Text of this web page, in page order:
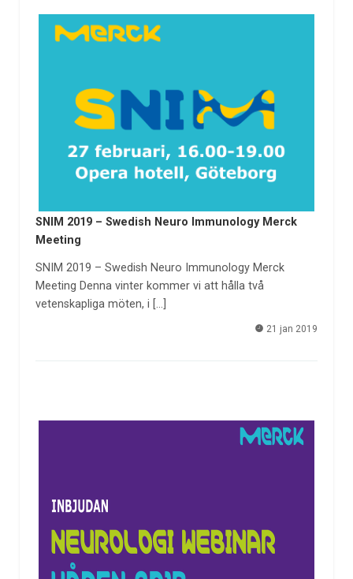
SNIM 2019 – Swedish Neuro Immunology Merck
Meeting
SNIM 2019 – Swedish Neuro Immunology Merck
Meeting Denna vinter kommer vi att hålla två
vetenskapliga möten, i […]
21 jan 2019